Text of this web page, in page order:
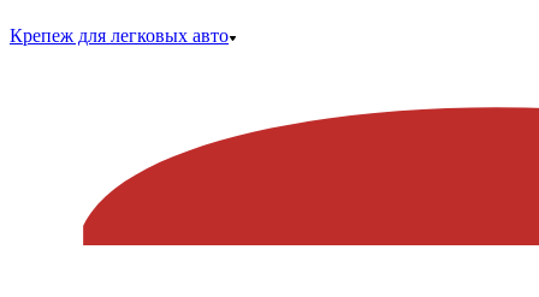
Крепеж для легковых авто